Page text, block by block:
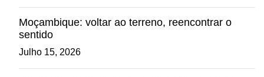
Moçambique: voltar ao terreno, reencontrar o
sentido
Julho 15, 2026